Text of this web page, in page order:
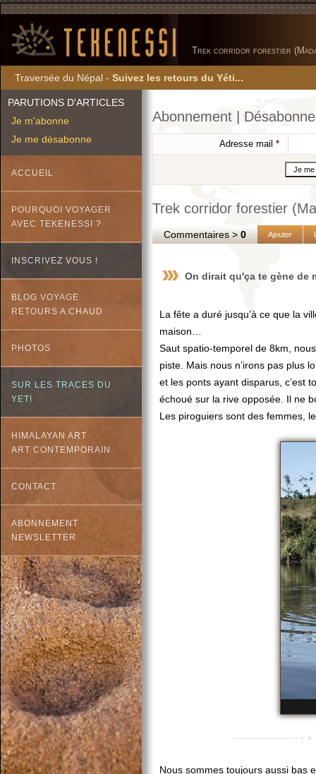
Trek corridor forestier
Traversée du Népal - Suivez les retours du Yéti...
PARUTIONS D'ARTICLES
Je m'abonne
Je me désabonne
ACCUEIL
POURQUOI VOYAGER
AVEC TEKENESSI ?
INSCRIVEZ VOUS !
BLOG VOYAGE
RETOURS A CHAUD
PHOTOS
SUR LES TRACES DU
YETI
HIMALAYAN ART
ART CONTEMPORAIN
CONTACT
ABONNEMENT
NEWSLETTER
Abonnement |
Adresse mail *
Trek corridor forestier
Commentaires >0 Ajouter
On dirait qu'ça te gène de
La fête a duré jusqu’à ce que la
maison…
Saut spatio-temporel de 8km,
piste. Mais nous n’irons pas plus
et les ponts ayant disparus, c’est
échoué sur la rive opposée. Il ne
Les piroguiers sont des femmes,
Nous sommes toujours aussi bas